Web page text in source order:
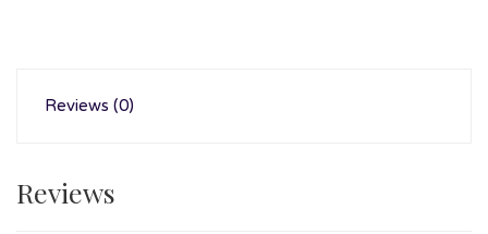
Reviews (0)
Reviews